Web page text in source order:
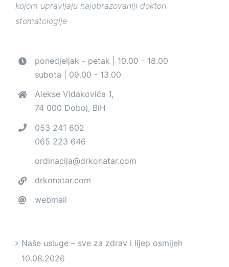
kojom upravljaju najobrazovaniji doktori
stomatologije
ponedjeljak - petak | 10.00 - 18.00
subota | 09.00 - 13.00
Alekse Vidakovića 1,
74 000 Doboj, BiH
053 241 602
065 223 646
ordinacija@drkonatar.com
drkonatar.com
webmail
Naše usluge – sve za zdrav i lijep osmijeh
10.08.2026